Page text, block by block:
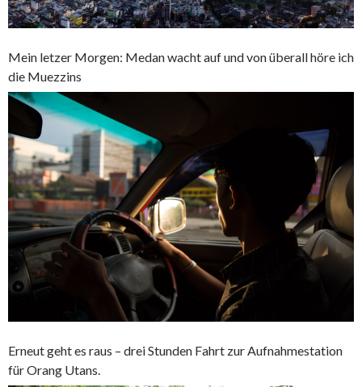
Mein letzer Morgen: Medan wacht auf und von überall höre ich
die Muezzins
Erneut geht es raus – drei Stunden Fahrt zur Aufnahmestation
für Orang Utans.